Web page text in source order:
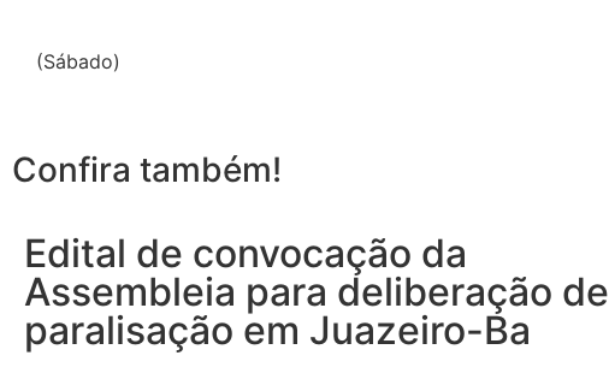
(Sábado)
Confira também!
Edital de convocação da
Assembleia para deliberação de
paralisação em Juazeiro-Ba